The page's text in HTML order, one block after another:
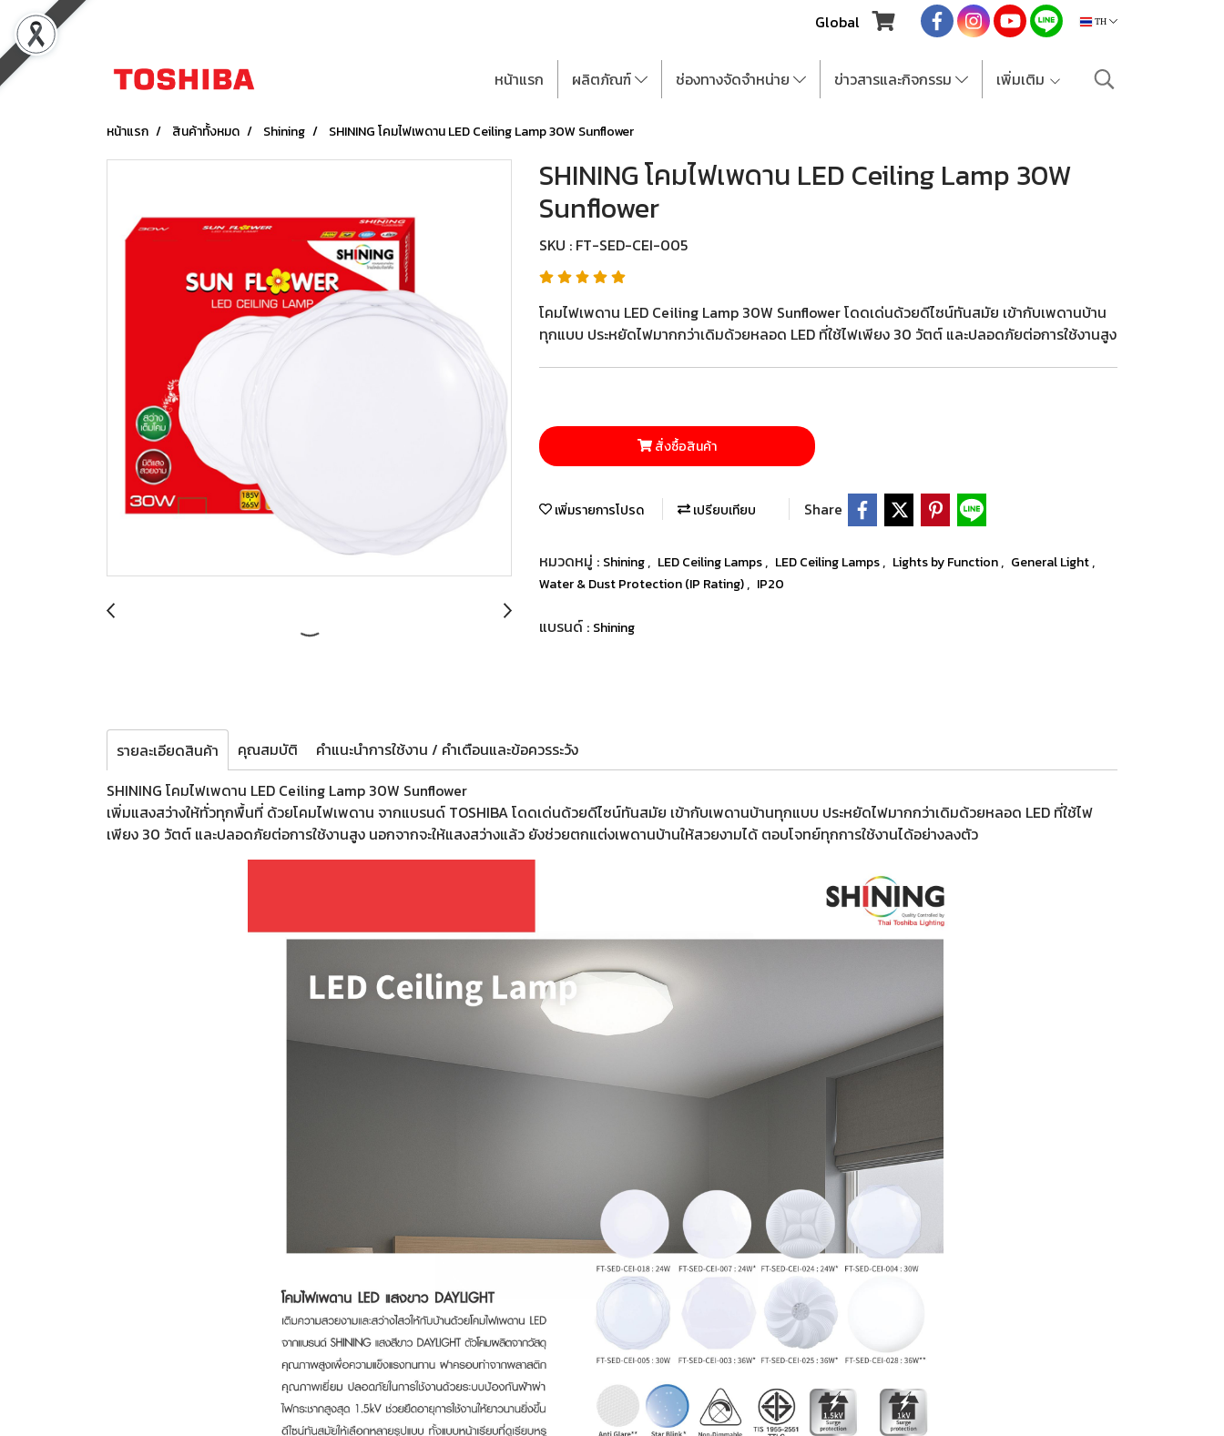
Global TH
หน้าแรก ผลิตภัณฑ์ ช่องทางจัดจำหน่าย ข่าวสารและกิจกรรม เพิ่มเติม
หน้าแรก สินค้าทั้งหมด Shining SHINING โคมไฟเพดาน LED Ceiling Lamp 30W Sunflower
SHINING โคมไฟเพดาน LED Ceiling Lamp 30W
Sunflower
SKU : FT-SED-CEI-005
โคมไฟเพดาน LED Ceiling Lamp 30W Sunflower โดดเด่นด้วยดีไซน์ทันสมัย เข้ากับเพดานบ้าน
ทุกแบบ ประหยัดไฟมากกว่าเดิมด้วยหลอด LED ที่ใช้ไฟเพียง 30 วัตต์ และปลอดภัยต่อการใช้งานสูง
สั่งซื้อสินค้า
เพิ่มรายการโปรด เปรียบเทียบ Share
หมวดหมู่ : Shining, LED Ceiling Lamps, LED Ceiling Lamps, Lights by Function, General Light,
Water & Dust Protection (IP Rating), IP20
แบรนด์ : Shining
รายละเอียดสินค้า คุณสมบัติ
คำแนะนำการใช้งาน / คำเตือนและข้อควรระวัง
SHINING โคมไฟเพดาน LED Ceiling Lamp 30W Sunflower
เพิ่มแสงสว่างให้ทั่วทุกพื้นที่ ด้วยโคมไฟเพดาน จากแบรนด์ TOSHIBA โดดเด่นด้วยดีไซน์ทันสมัย เข้ากับเพดานบ้านทุกแบบ ประหยัดไฟมากกว่าเดิมด้วยหลอด LED ที่ใช้ไฟ
เพียง 30 วัตต์ และปลอดภัยต่อการใช้งานสูง นอกจากจะให้แสงสว่างแล้ว ยังช่วยตกแต่งเพดานบ้านให้สวยงามได้ ตอบโจทย์ทุกการใช้งานได้อย่างลงตัว